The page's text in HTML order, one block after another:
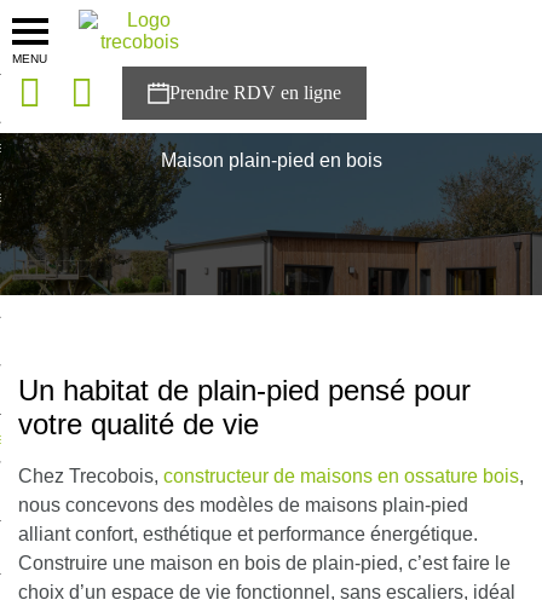
MENU
solutions
Trecobois
à NESTOR
Maison plain-pied en bois
Un habitat de plain-pied pensé pour
votre qualité de vie
Chez Trecobois, constructeur de maisons en ossature bois,
nous concevons des modèles de maisons plain-pied
alliant confort, esthétique et performance énergétique.
Construire une maison en bois de plain-pied, c’est faire le
choix d’un espace de vie fonctionnel, sans escaliers, idéal